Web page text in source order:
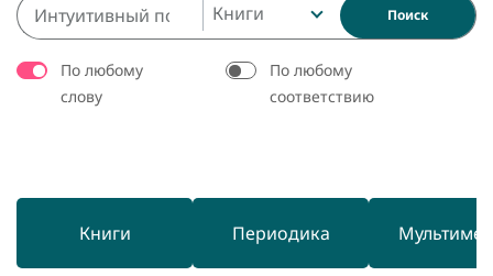
Книги Поиск
По любому
слову
По любому
соответствию
Книги Периодика